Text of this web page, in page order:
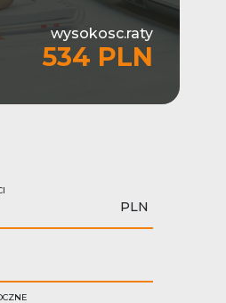
wysokosc.raty
534 PLN
PLN